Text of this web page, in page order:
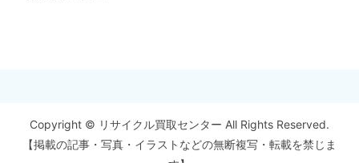
Copyright © リサイクル買取センター All Rights Reserved.
【掲載の記事・写真・イラストなどの無断複写・転載を禁じま